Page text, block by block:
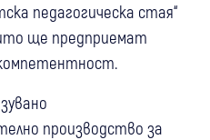
педагогическа стая“
ще предприемат
производство за